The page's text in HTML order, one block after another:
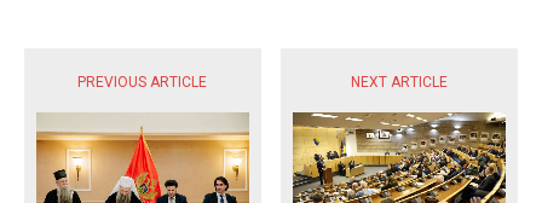
PREVIOUS ARTICLE NEXT ARTICLE